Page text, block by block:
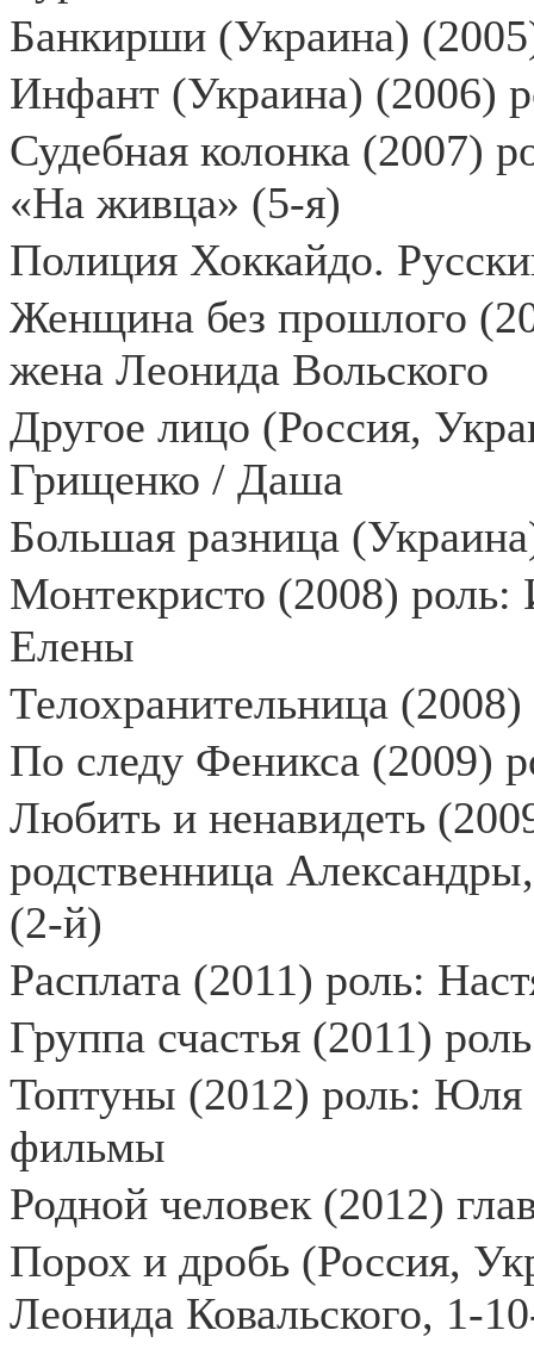
Банкирши (Украина)
Инфант (Украина) (2006)
Судебная колонка (2007)
«На живца» (5-я)
Полиция Хоккайдо.
Женщина без прошлого
жена Леонида Вольского
Другое лицо (Россия,
Грищенко / Даша
Большая разница
Монтекристо (2008)
Елены
Телохранительница
По следу Феникса (2009)
Любить и ненавидеть
родственница
(2-й)
Расплата (2011) роль:
Группа счастья (2011)
Топтуны (2012) роль: Юля
фильмы
Родной человек (2012)
Порох и дробь (Россия,
Леонида Ковальского, 1-